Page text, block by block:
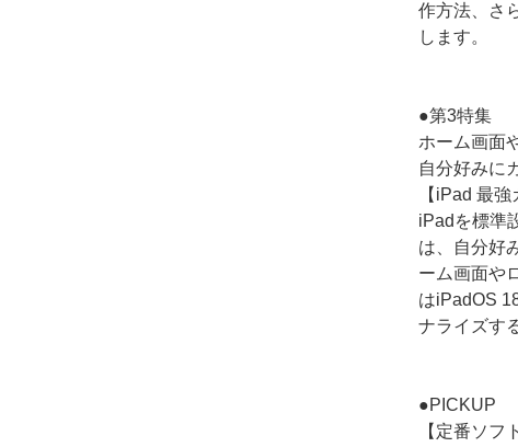
作方法、さ
します。
●第3特集
ホーム画面
自分好みに
【iPad 最強
iPadを標準
は、自分好
ーム画面や
はiPadOS
ナライズす
●PICKUP
【定番ソフ